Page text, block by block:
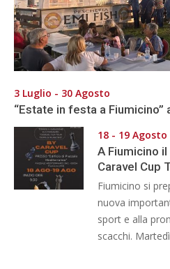
3 Luglio - 30 Agosto
“Estate in festa a
18 - 19 Agosto
A Fiumicino
Caravel Cup
Fiumicino si
nuova
sport e alla
scacchi. Martedì